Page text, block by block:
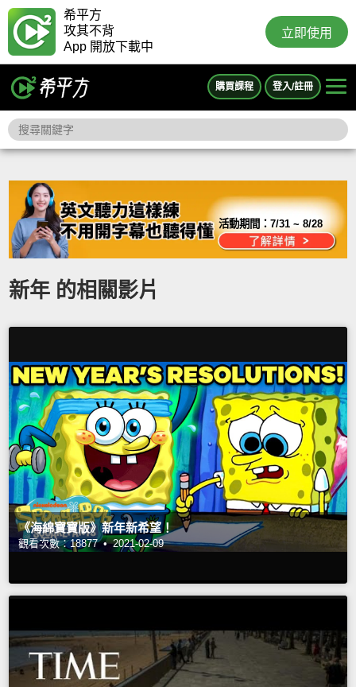
希平方
攻其不背
App 開放下載中
立即使用
購買課程 登入/註冊
活動期間：7/31 ~ 8/28
新年 的相關影片
《海綿寶寶版》新年新希望！
觀看次數：18877 • 2021-02-09